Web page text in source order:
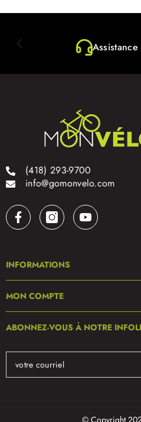
(418) 293-9700
info@gomonvelo.com
INFORMATIONS
MON COMPTE
ABONNEZ-VOUS À NOTRE
© Copyright